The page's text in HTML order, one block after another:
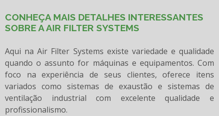
CONHEÇA MAIS DETALHES INTERESSANTES
SOBRE A AIR FILTER SYSTEMS
Aqui na Air Filter Systems existe variedade e qualidade
quando o assunto for máquinas e equipamentos. Com
foco na experiência de seus clientes, oferece itens
variados como sistemas de exaustão e sistemas de
ventilação industrial com excelente qualidade e
profissionalismo.